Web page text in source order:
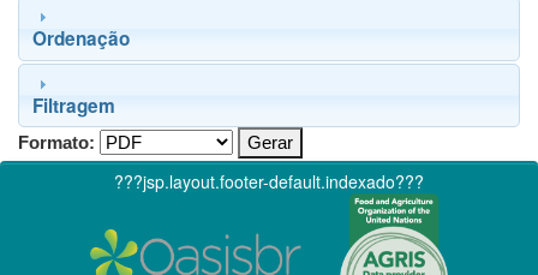
Ordenação
Filtragem
Formato:
???jsp.layout.footer-default.indexado???